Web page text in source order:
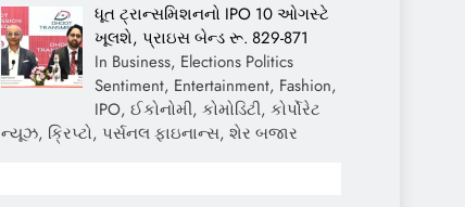
ધૂત ટ્રાન્સમિશનનો IPO 10 ઓગસ્ટે
ખૂલશે, પ્રાઇસ બેન્ડ રૂ. 829-871
In Business, Elections Politics
Sentiment, Entertainment, Fashion,
IPO, ઈકોનોમી, કોમોડિટી, કોર્પોરેટ
ન્યૂઝ, ક્રિપ્ટો, પર્સનલ ફાઇનાન્સ, શેર બજાર